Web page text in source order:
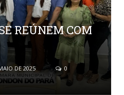
REÚNEM COM
DE 2025
0